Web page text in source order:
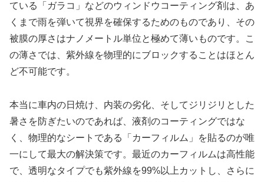
ている「ガラコ」などのウィンドウコーティング剤は、あ
くまで雨を弾いて視界を確保するためのものであり、その
被膜の厚さはナノメートル単位と極めて薄いものです。こ
の薄さでは、紫外線を物理的にブロックすることはほとん
ど不可能です。
本当に車内の日焼け、内装の劣化、そしてジリジリとした
暑さを防ぎたいのであれば、液剤のコーティングではな
く、物理的なシートである「カーフィルム」を貼るのが唯
一にして最大の解決策です。最近のカーフィルムは高性能
で、透明なタイプでも紫外線を99%以上カットし、さらに